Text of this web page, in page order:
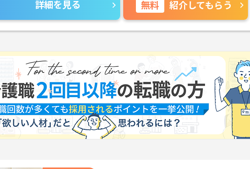
詳細を見る 無料 紹介してもらう